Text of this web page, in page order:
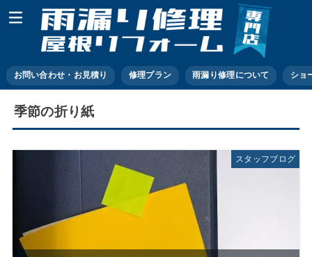
お問い合わせ・お見積り 修理プラン 雨漏り修理について ショ
季節の折り紙
スタッフブログ